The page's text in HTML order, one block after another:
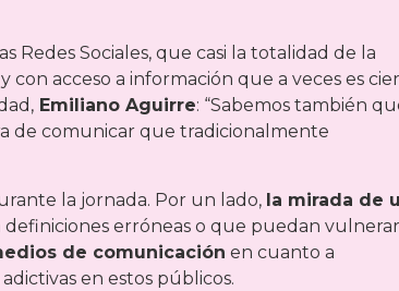
Redes Sociales, que casi la totalidad de la
acceso a información que a veces es
Emiliano Aguirre: “Sabemos también
de comunicar que tradicionalmente
la jornada. Por un lado, la mirada de
definiciones erróneas o que puedan
de comunicación en cuanto a
en estos públicos.